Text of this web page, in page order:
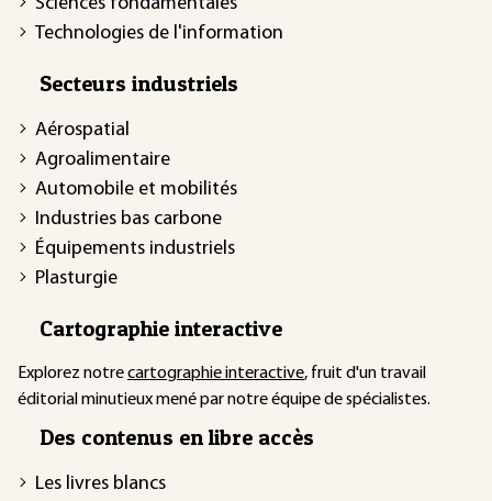
Technologies de l'information
Secteurs industriels
Aérospatial
Agroalimentaire
Automobile et mobilités
Industries bas carbone
Équipements industriels
Plasturgie
Cartographie interactive
Explorez notrecartographie interactive, fruit d'un travail
éditorial minutieux mené par notre équipe de spécialistes.
Des contenus en libre accès
Les livres blancs